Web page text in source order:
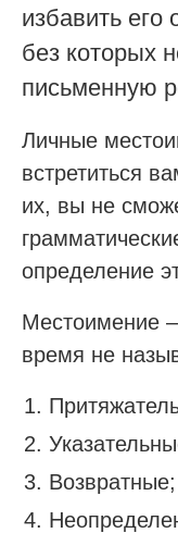
избавить
без которых
письменную
Личные
встретиться
их, вы не
определение
Местоимение
время не
Возвратные;